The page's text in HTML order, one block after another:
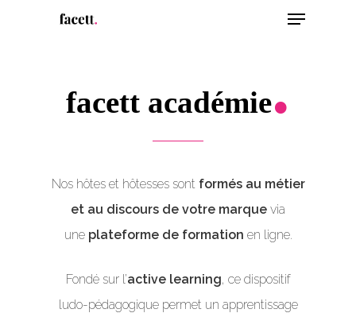
Menu
facett académie.
Nos hôtes et hôtesses sont formés au métier
et au discours de votre marque via
une plateforme de formation en ligne.
Fondé sur l’active learning, ce dispositif
ludo-pédagogique permet un apprentissage